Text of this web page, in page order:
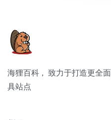
海狸百科， 致力于打造更全
具站点